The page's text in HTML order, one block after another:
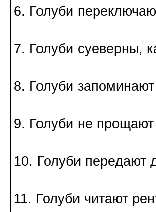
6. Голуби
7. Голуби суеверны,
8. Голуби
9. Голуби не
10. Голуби передают
11. Голуби читают